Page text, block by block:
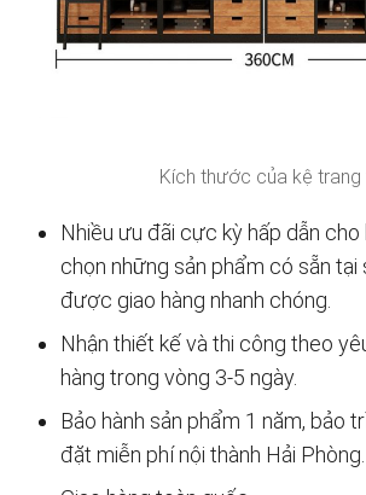
Kích thước của kệ trang
Nhiều ưu đãi cực kỳ hấp dẫn cho
chọn những sản phẩm có sẵn
được giao hàng nhanh chóng.
Nhận thiết kế và thi công theo
hàng trong vòng 3-5 ngày.
Bảo hành sản phẩm 1 năm, bảo
đặt miễn phí nội thành Hải Phòng.